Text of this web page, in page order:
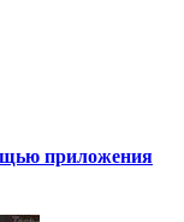
приложения